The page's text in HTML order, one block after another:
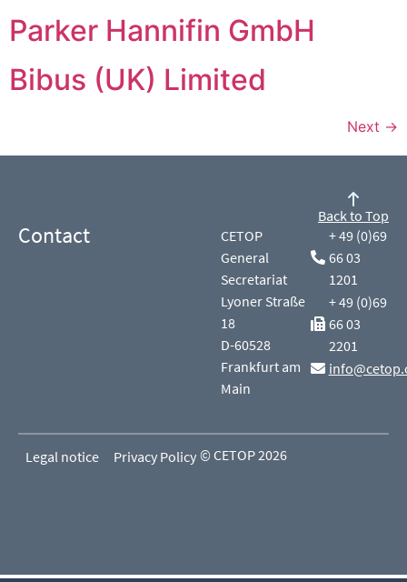
Parker Hannifin GmbH
Bibus (UK) Limited
Next →
Contact
CETOP
General
Secretariat
Lyoner Straße
18
D-60528
Frankfurt am
Main
+ 49 (0)69
66 03
1201
+ 49 (0)69
66 03
2201
Back to Top
Legal notice Privacy Policy © CETOP 2026